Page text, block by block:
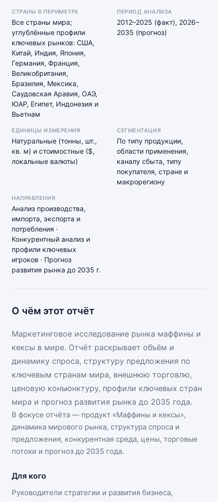
СТРАНЫ В ПЕРИМЕТРЕ
Все страны мира;
углублённые профили
ключевых рынков: США,
Китай, Индия, Япония,
Германия, Франция,
Великобритания,
Бразилия, Мексика,
Саудовская Аравия, ОАЭ,
ЮАР, Египет, Индонезия и
Вьетнам
ПЕРИОД АНАЛИЗА
2012–2025 (факт), 2026–
2035 (прогноз)
ЕДИНИЦЫ ИЗМЕРЕНИЯ
Натуральные (тонны, шт.,
кв. м) и стоимостные ($,
локальные валюты)
СЕГМЕНТАЦИЯ
По типу продукции,
области применения,
каналу сбыта, типу
покупателя, стране и
макрорегиону
НАПРАВЛЕНИЯ
Анализ производства,
импорта, экспорта и
потребления ·
Конкурентный анализ и
профили ключевых
игроков · Прогноз
развития рынка до 2035 г.
О чём этот отчёт
Маркетинговое исследование рынка маффины и
кексы в мире. Отчёт раскрывает объём и
динамику спроса, структуру предложения по
ключевым странам мира, внешнюю торговлю,
ценовую конъюнктуру, профили ключевых стран
мира и прогноз развития рынка до 2035 года.
В фокусе отчёта — продукт «Маффины и кексы»,
динамика мирового рынка, структура спроса и
предложения, конкурентная среда, цены, торговые
потоки и прогноз до 2035 года.
Для кого
Руководители стратегии и развития бизнеса,